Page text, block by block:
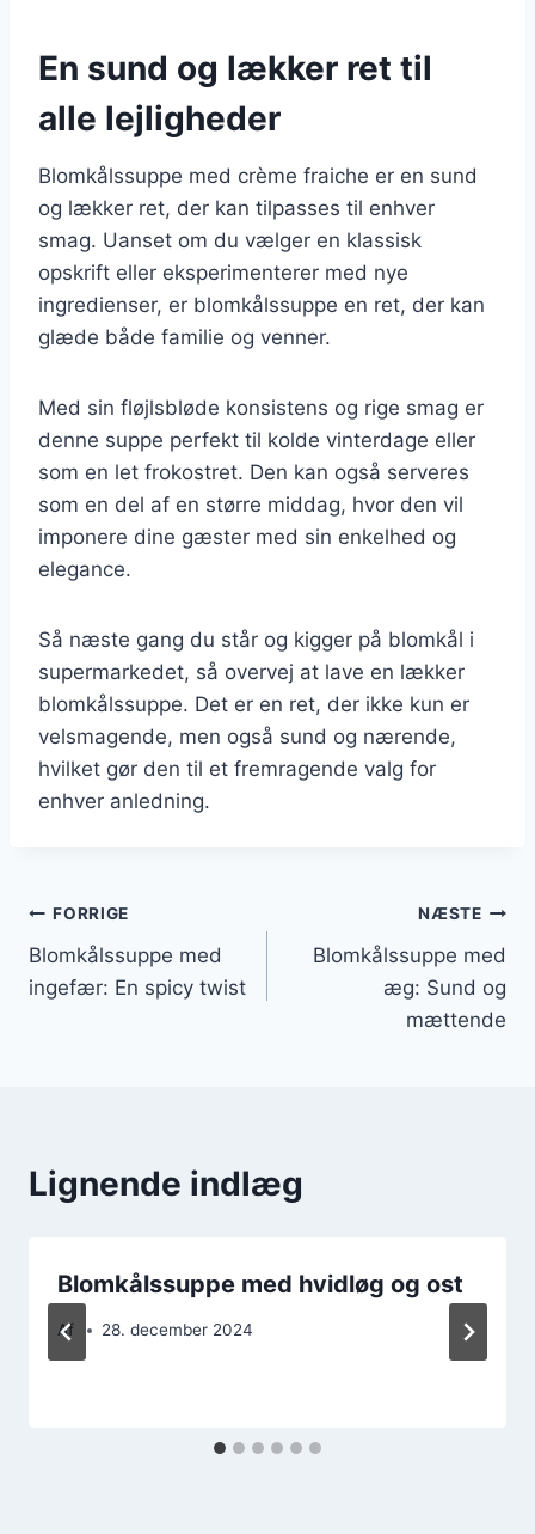
En sund og lækker ret til
alle lejligheder
Blomkålssuppe med crème fraiche er en sund
og lækker ret, der kan tilpasses til enhver
smag. Uanset om du vælger en klassisk
opskrift eller eksperimenterer med nye
ingredienser, er blomkålssuppe en ret, der kan
glæde både familie og venner.
Med sin fløjlsbløde konsistens og rige smag er
denne suppe perfekt til kolde vinterdage eller
som en let frokostret. Den kan også serveres
som en del af en større middag, hvor den vil
imponere dine gæster med sin enkelhed og
elegance.
Så næste gang du står og kigger på blomkål i
supermarkedet, så overvej at lave en lækker
blomkålssuppe. Det er en ret, der ikke kun er
velsmagende, men også sund og nærende,
hvilket gør den til et fremragende valg for
enhver anledning.
Indlægsnavigation
FORRIGE
Blomkålssuppe med
ingefær: En spicy twist
NÆSTE
Blomkålssuppe med
æg: Sund og
mættende
Lignende indlæg
Blomkålssuppe med hvidløg og ost
Af 28. december 2024